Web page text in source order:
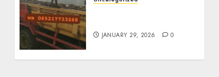
JANUARY 29, 2026 0